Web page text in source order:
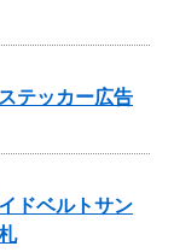
テッカー広告
ドベルトサン